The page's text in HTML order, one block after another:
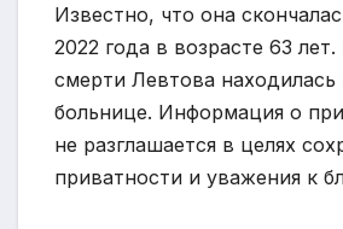
Известно, что она
2022 года в возрасте 63
смерти Левтова находилась
больнице. Информация о
не разглашается в целях
приватности и уважения к